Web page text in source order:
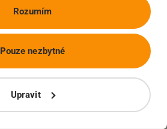
Rozumím
Upravit
Pouze nezbytné